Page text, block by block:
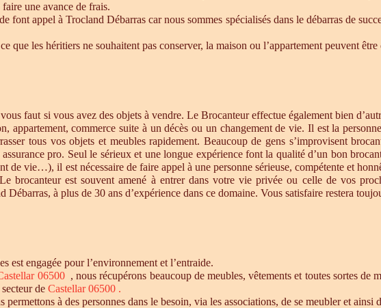
une avance de frais.
font appel à Trocland Débarras car nous sommes spécialisés dans le débarras de
que les héritiers ne souhaitent pas conserver, la maison ou l’appartement peuvent
faut si vous avez des objets à vendre. Le Brocanteur effectue également bien
appartement, commerce suite à un décès ou un changement de vie. Il est la
tous vos objets et meubles rapidement. Beaucoup de gens s’improvisent
pro. Seul le sérieux et une longue expérience font la qualité d’un bon
de vie…), il est nécessaire de faire appel à une personne sérieuse, compétente et
brocanteur est souvent amené à entrer dans votre vie privée ou celle de vos
Débarras, à plus de 30 ans d’expérience dans ce domaine. Vous satisfaire restera
est engagée pour l’environnement et l’entraide.
06500 , nous récupérons beaucoup de meubles, vêtements et toutes sortes de
de Castellar 06500 .
permettons à des personnes dans le besoin, via les associations, de se meubler et